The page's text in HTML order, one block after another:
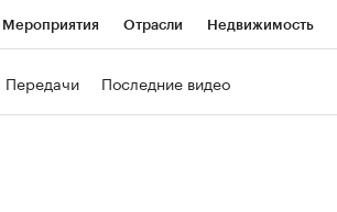
Мероприятия Отрасли Недвижимость
Передачи Последние видео